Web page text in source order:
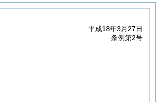
平成18年3月27日
条例第2号